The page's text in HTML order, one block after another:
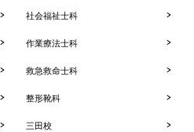
社会福祉士科
作業療法士科
救急救命士科
整形靴科
三田校